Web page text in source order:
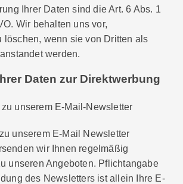
Ihrer Daten sind die Art. 6 Abs. 1
Wir behalten uns vor,
löschen, wenn sie von Dritten als
werden.
Daten zur Direktwerbung
unserem E-Mail-Newsletter
unserem E-Mail Newsletter
wir Ihnen regelmäßig
unseren Angeboten. Pflichtangabe
des Newsletters ist allein Ihre E-